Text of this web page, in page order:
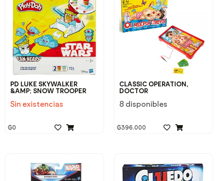
PD LUKE SKYWALKER
&AMP; SNOW TROOPER
Sin existencias
₲0
CLASSIC OPERATION,
DOCTOR
8 disponibles
₲396.000